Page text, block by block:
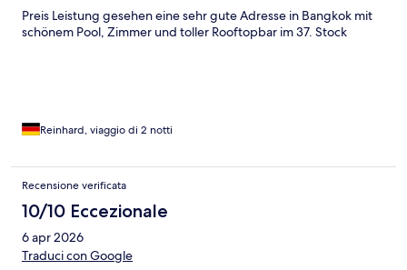
Preis Leistung gesehen eine sehr gute Adresse in Bangkok mit
schönem Pool, Zimmer und toller Rooftopbar im 37. Stock
Reinhard, viaggio di 2 notti
Recensione verificata
10/10 Eccezionale
6 apr 2026
Traduci con Google